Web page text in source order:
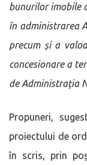
bunurilor imobile
în administrarea
precum și a
concesionare a
de Administrația
Propuneri,
proiectului de
în scris, prin